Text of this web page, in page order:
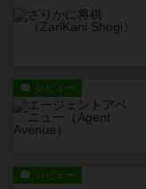
レビュー
レビュー